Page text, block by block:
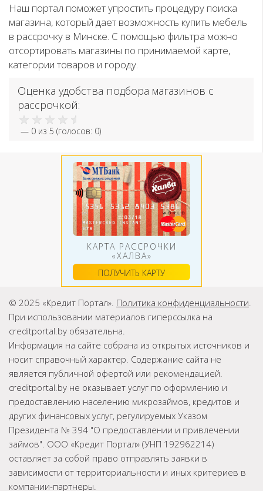
Наш портал поможет упростить процедуру поиска
магазина, который дает возможность купить мебель
в рассрочку в Минске. С помощью фильтра можно
отсортировать магазины по принимаемой карте,
категории товаров и городу.
Оценка удобства подбора магазинов с
рассрочкой:
— 0 из 5 (голосов: 0)
КАРТА РАССРОЧКИ
«ХАЛВА»
ПОЛУЧИТЬ КАРТУ
© 2025 «Кредит Портал». Политика конфиденциальности
При использовании материалов гиперссылка на
creditportal.by обязательна.
Информация на сайте собрана из открытых источников и
носит справочный характер. Содержание сайта не
является публичной офертой или рекомендацией.
creditportal.by не оказывает услуг по оформлению и
предоставлению населению микрозаймов, кредитов и
других финансовых услуг, регулируемых Указом
Президента № 394 "О предоставлении и привлечении
займов". ООО «Кредит Портал» (УНП 192962214)
оставляет за собой право отправлять заявки в
зависимости от территориальности и иных критериев в
компании-партнеры.